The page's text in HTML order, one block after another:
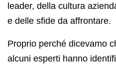
leader, della cultura
e delle sfide da affrontare.
Proprio perché dicevamo
alcuni esperti hanno